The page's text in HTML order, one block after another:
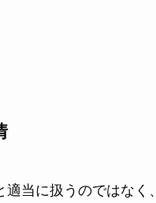
当に扱うのではなく、